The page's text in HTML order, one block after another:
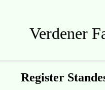
Verdener
Register